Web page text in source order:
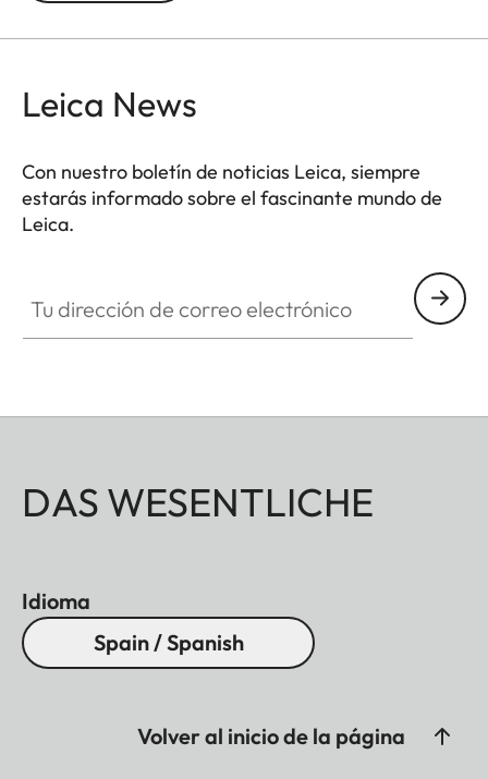
Leica News
Con nuestro boletín de noticias Leica, siempre
estarás informado sobre el fascinante mundo de
Leica.
DAS WESENTLICHE
Idioma
Spain / Spanish
Volver al inicio de la página